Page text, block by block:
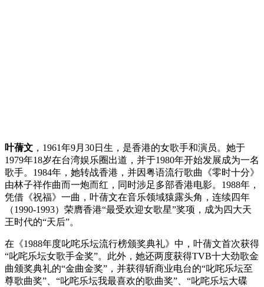
叶蒨文 ，1961年9月30日生，是香港的女歌手和演员。她于
1979年18岁在台湾娱乐圈出道，并于1980年开始发展成为一名
歌手。1984年，她转战香港，并因粤语流行歌曲《零时十分》
由林子祥作曲而一炮而红，同时涉足多部香港电影。1988年，
凭借《祝福》一曲，叶蒨文在音乐领域猿露头角，连续四年
（1990-1993）荣膺香港“最受欢迎女歌星”奖项，成为四大天
王时代的“天后”。
在《1988年度叱咤乐坛流行榜颁奖典礼》中，叶蒨文首次获得
“叱咤乐坛女歌手金奖”。此外，她还两度获得TVB十大劲歌金
曲颁奖典礼的“金曲金奖”，并获得斩商业电台的“叱咤乐坛至
尊歌曲奖”、“叱咤乐坛我最喜欢的歌曲奖”、“叱咤乐坛大碟